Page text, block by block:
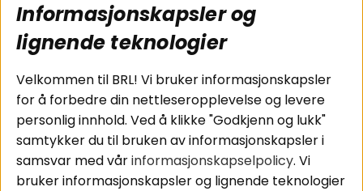
Koblingsguide for
subwoofers
Tilkobling av
bilforsterker
Koblingsguide for
midbasser
Butikker
Våre ambassadører
- Team BRL
Cookies
Kjøpsvilkår
Personvernpolicy
Service / Garanti /
Retur
Informasjonskapsler og
lignende teknologier
Velkommen til BRL! Vi bruker informasjonskapsler
for å forbedre din nettleseropplevelse og levere
personlig innhold. Ved å klikke "Godkjenn og lukk"
samtykker du til bruken av informasjonskapsler i
samsvar med vårinformasjonskapselpolicy. Vi
bruker informasjonskapsler og lignende teknologier